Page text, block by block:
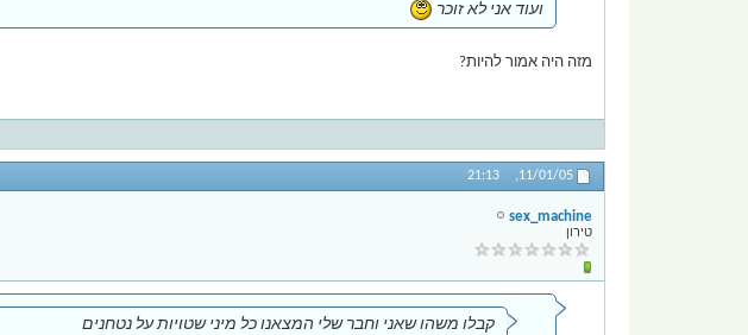
ועוד אני לא זוכר
מזה היה אמור להיות?
11/01/05,
21:13
sex_machine
טירון
קבלו משהו שאני וחבר שלי המצאנו כל מיני שטויות על נטחנים